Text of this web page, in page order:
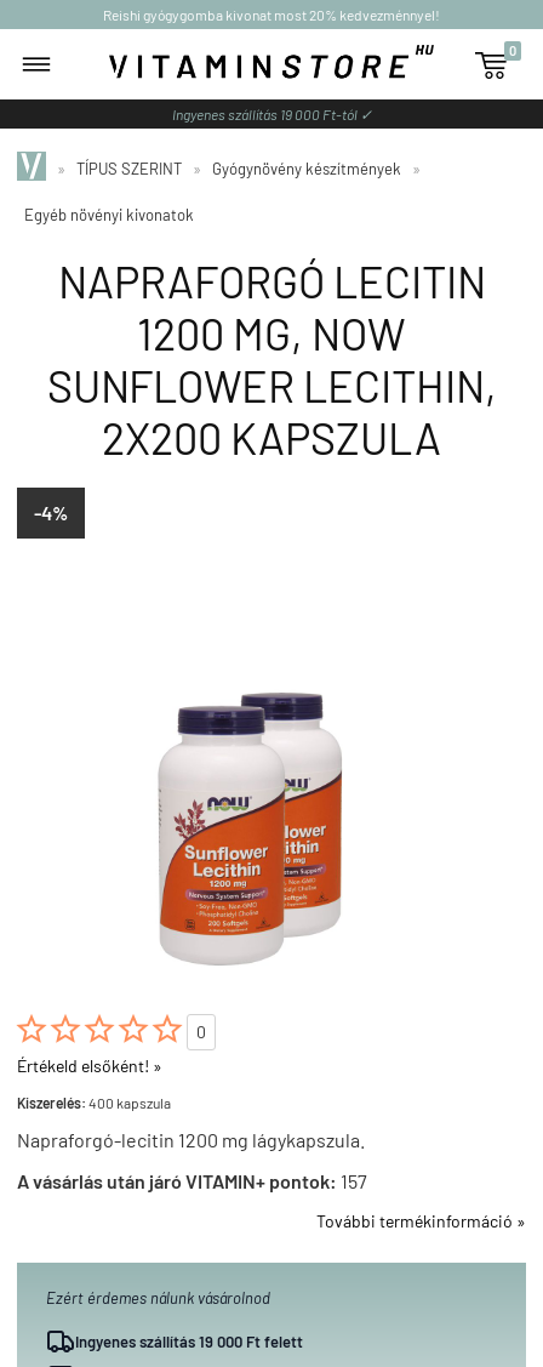
Reishi gyógygomba kivonat most 20% kedvezménnyel!

0
Ingyenes szállítás 19 000 Ft-tól ✓
» TÍPUS SZERINT » Gyógynövény készítmények »
Egyéb növényi kivonatok
NAPRAFORGÓ LECITIN
1200 MG, NOW
SUNFLOWER LECITHIN,
2X200 KAPSZULA
-4%

0
Értékeld elsőként! »
Kiszerelés: 400 kapszula
Napraforgó-lecitin 1200 mg lágykapszula.
A vásárlás után járó VITAMIN+ pontok: 157
További termékinformáció »
Ezért érdemes nálunk vásárolnod
Ingyenes szállítás 19 000 Ft felett